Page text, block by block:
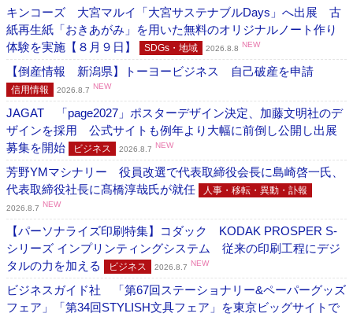
キンコーズ 大宮マルイ「大宮サステナブルDays」へ出展 古
紙再生紙「おきあがみ」を用いた無料のオリジナルノート作り
体験を実施【８月９日】
SDGs・地域 2026.8.8 NEW
【倒産情報 新潟県】トーヨービジネス 自己破産を申請
信用情報 2026.8.7 NEW
JAGAT 「page2027」ポスターデザイン決定、加藤文明社のデ
ザインを採用 公式サイトも例年より大幅に前倒し公開し出展
募集を開始
ビジネス 2026.8.7 NEW
芳野YMマシナリー 役員改選で代表取締役会長に島崎啓一氏、
代表取締役社長に髙橋淳哉氏が就任
人事・移転・異動・訃報
2026.8.7 NEW
【パーソナライズ印刷特集】コダック KODAK PROSPER S-
シリーズ インプリンティングシステム 従来の印刷工程にデジ
タルの力を加える
ビジネス 2026.8.7 NEW
ビジネスガイド社 「第67回ステーショナリー&ペーパーグッズ
フェア」「第34回STYLISH文具フェア」を東京ビッグサイトで